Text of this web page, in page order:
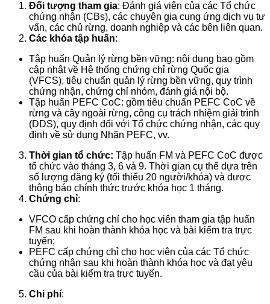
Đối tượng tham gia: Đánh giá viên của các Tổ chức
chứng nhận (CBs), các chuyên gia cung ứng dịch vụ tư
vấn, các chủ rừng, doanh nghiệp và các bên liên quan.
Các khóa tập huấn:
Tập huấn Quản lý rừng bền vững: nội dung bao gồm
cập nhật về Hệ thống chứng chỉ rừng Quốc gia
(VFCS), tiêu chuẩn quản lý rừng bền vững, quy trình
chứng nhận, chứng chỉ nhóm, đánh giá nội bộ.
Tập huấn PEFC CoC: gồm tiêu chuẩn PEFC CoC về
rừng và cây ngoài rừng, công cụ trách nhiệm giải trình
(DDS), quy định đối với Tổ chức chứng nhận, các quy
định về sử dụng Nhãn PEFC, vv.
Thời gian tổ chức: Tập huấn FM và PEFC CoC được
tổ chức vào tháng 3, 6 và 9. Thời gian cụ thể dựa trên
số lượng đăng ký (tối thiểu 20 người/khóa) và được
thông báo chính thức trước khóa học 1 tháng.
Chứng chỉ:
VFCO cấp chứng chỉ cho học viên tham gia tập huấn
FM sau khi hoàn thành khóa học và bài kiểm tra trực
tuyến;
PEFC cấp chứng chỉ cho học viên của các Tổ chức
chứng nhận sau khi hoàn thành khóa học và đạt yêu
cầu của bài kiểm tra trực tuyến.
Chi phí: